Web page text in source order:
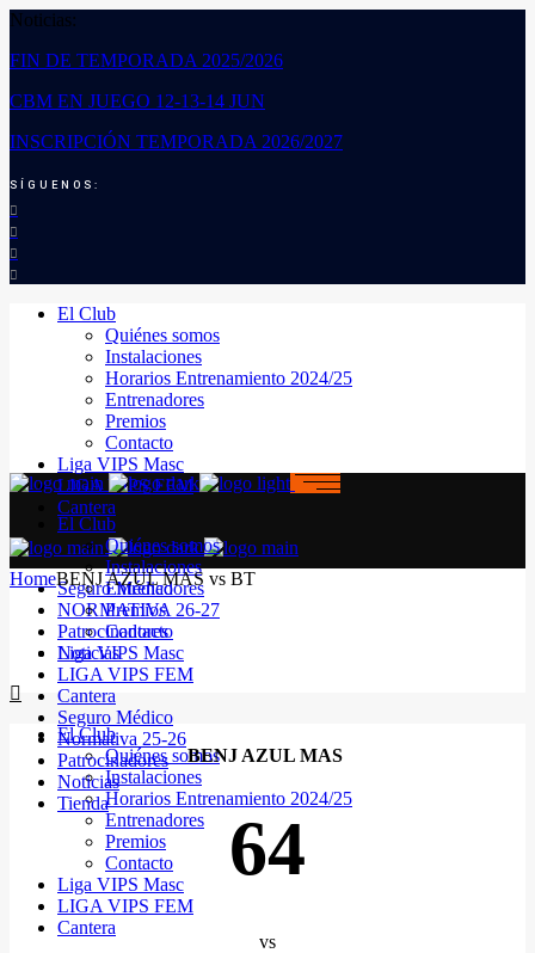
Noticias:
FIN DE TEMPORADA 2025/2026
CBM EN JUEGO 12-13-14 JUN
INSCRIPCIÓN TEMPORADA 2026/2027
SÍGUENOS:
El Club
Quiénes somos
Instalaciones
Horarios Entrenamiento 2024/25
Entrenadores
Premios
Contacto
Liga VIPS Masc
LIGA VIPS FEM
Cantera
Seguro Médico
NORMATIVA 26-27
Patrocinadores
Noticias
El Club
Quiénes somos
Instalaciones
Horarios Entrenamiento 2024/25
Entrenadores
Premios
Contacto
Liga VIPS Masc
LIGA VIPS FEM
Cantera
El Club
Quiénes somos
Instalaciones
Entrenadores
Premios
Contacto
Liga VIPS Masc
LIGA VIPS FEM
Cantera
Seguro Médico
Normativa 25-26
Patrocinadores
Noticias
Tienda
HomeBENJ AZUL MAS vs BT
BENJ AZUL MAS
64
vs